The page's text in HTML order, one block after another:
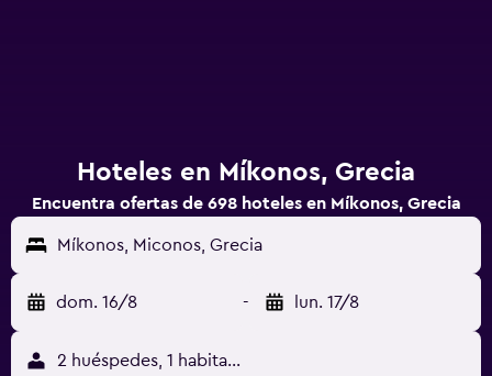
Hoteles en Míkonos, Grecia
Encuentra ofertas de 698 hoteles en Míkonos, Grecia
Míkonos, Miconos, Grecia
dom. 16/8 - lun. 17/8
2 huéspedes, 1 habitación